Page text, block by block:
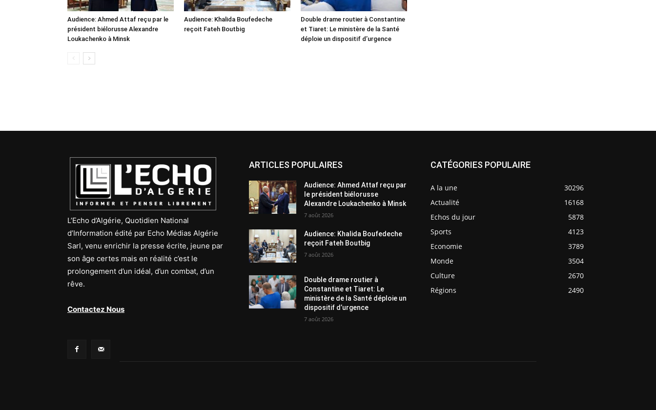
Audience: Ahmed Attaf reçu par le
président biélorusse Alexandre
Loukachenko à Minsk
Audience: Khalida Boufedeche
reçoit Fateh Boutbig
Double drame routier à Constantine
et Tiaret: Le ministère de la Santé
déploie un dispositif d’urgence
L’Echo d’Algérie, Quotidien National
d’Information édité par Echo Médias Algérie
Sarl, venu enrichir la presse écrite, jeune par
son âge certes mais en réalité c’est le
prolongement d’un idéal, d’un combat, d’un
rêve.
Contactez Nous
ARTICLES POPULAIRES
Audience: Ahmed Attaf reçu par
le président biélorusse
Alexandre Loukachenko à Minsk
7 août 2026
Audience: Khalida Boufedeche
reçoit Fateh Boutbig
7 août 2026
Double drame routier à
Constantine et Tiaret: Le
ministère de la Santé déploie un
dispositif d’urgence
7 août 2026
CATÉGORIES POPULAIRE
A la une
30296
Actualité
16168
Echos du jour
5878
Sports
4123
Economie
3789
Monde
3504
Culture
2670
Régions
2490